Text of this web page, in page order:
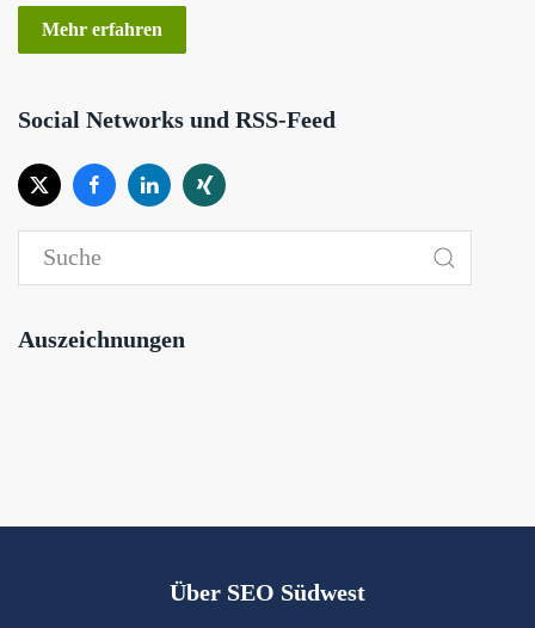
Mehr erfahren
Social Networks und RSS-Feed
Auszeichnungen
Über SEO Südwest